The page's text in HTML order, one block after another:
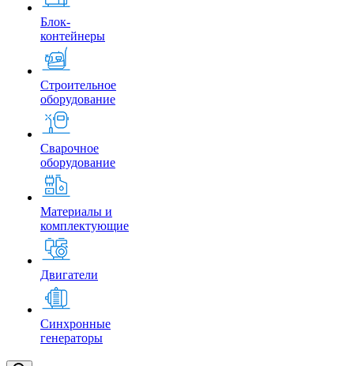
Блок-
контейнеры
Строительное
оборудование
Сварочное
оборудование
Материалы и
комплектующие
Двигатели
Синхронные
генераторы